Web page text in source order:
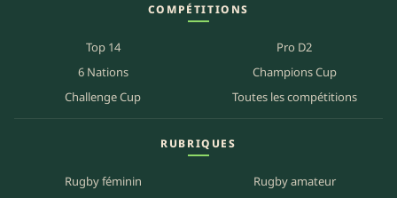
COMPÉTITIONS
Top 14
Pro D2
6 Nations
Champions Cup
Challenge Cup
Toutes les compétitions
RUBRIQUES
Rugby féminin
Rugby amateur